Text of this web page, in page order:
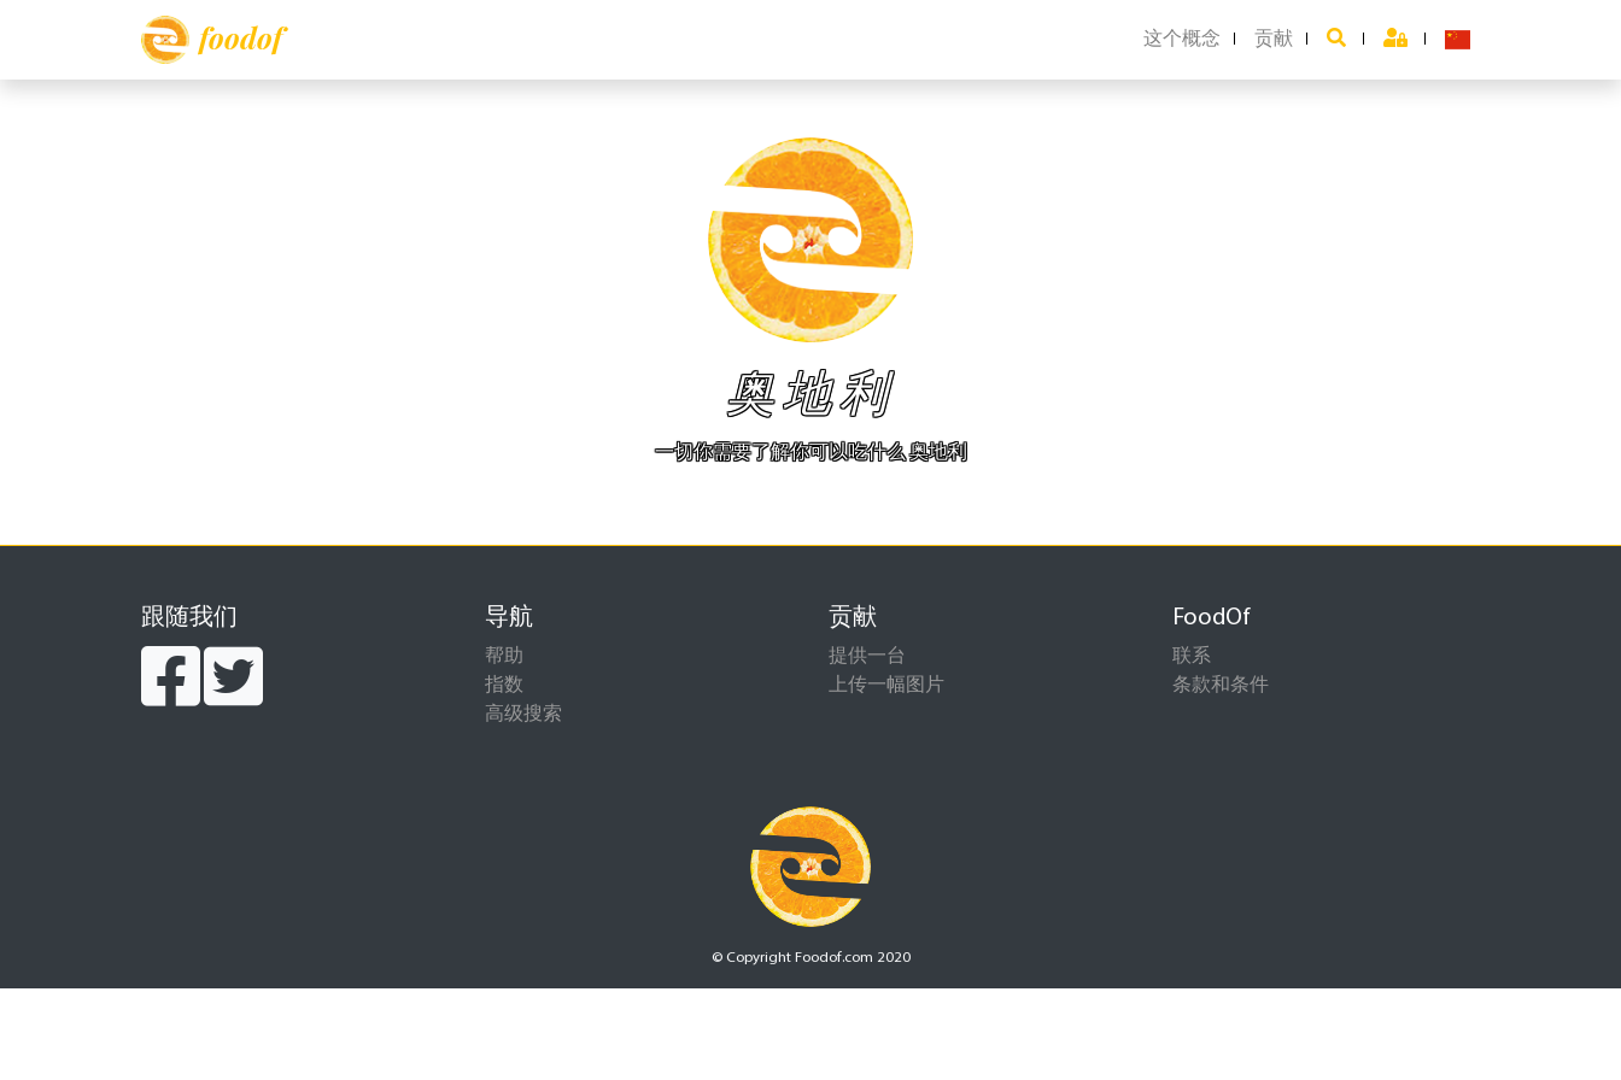
foodof 这个概念 贡献
奥地利
一切你需要了解你可以吃什么 奥地利
跟随我们 导航
帮助
指数
高级搜索
贡献
提供一台
上传一幅图片
FoodOf
联系
条款和条件
© Copyright Foodof.com 2020